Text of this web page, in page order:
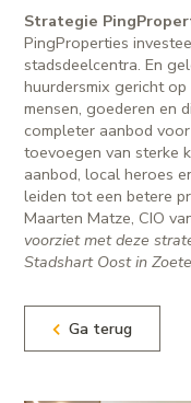
Strategie
PingProperties
stadsdeelcentra. En
huurdersmix gericht
mensen, goederen en
completer aanbod
toevoegen van sterke
aanbod, local heroes
leiden tot een betere
Maarten Matze, CIO
voorziet met deze
Stadshart Oost in
Ga terug